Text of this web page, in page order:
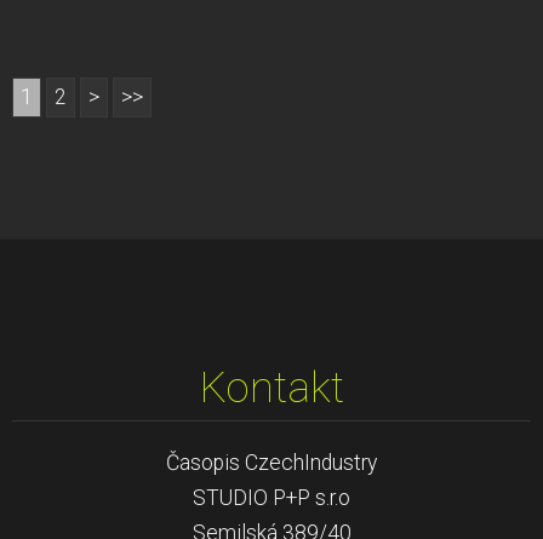
1 2 > >>
Kontakt
Časopis CzechIndustry
STUDIO P+P s.r.o
Semilská 389/40